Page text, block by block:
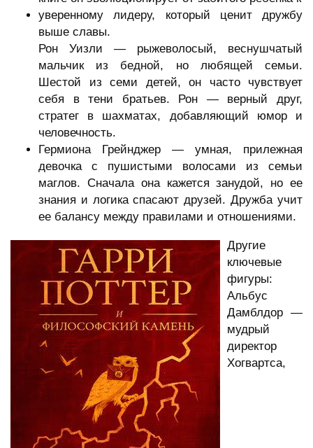
уверенному лидеру, который ценит дружбу
выше славы.
Рон Уизли — рыжеволосый, веснушчатый
мальчик из бедной, но любящей семьи.
Шестой из семи детей, он часто чувствует
себя в тени братьев. Рон — верный друг,
стратег в шахматах, добавляющий юмор и
человечность.
Гермиона Грейнджер — умная, прилежная
девочка с пушистыми волосами из семьи
маглов. Сначала она кажется занудой, но ее
знания и логика спасают друзей. Дружба учит
ее балансу между правилами и отношениями.
Другие
ключевые
фигуры:
Альбус
Дамблдор —
мудрый
директор
Хогвартса,